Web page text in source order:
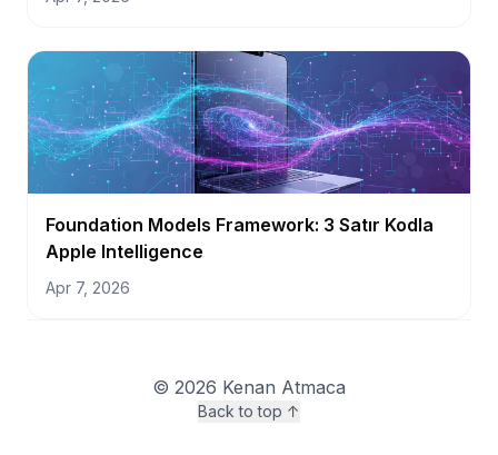
Foundation Models Framework: 3 Satır Kodla
Apple Intelligence
Apr 7, 2026
© 2026 Kenan Atmaca
Back to top ↑